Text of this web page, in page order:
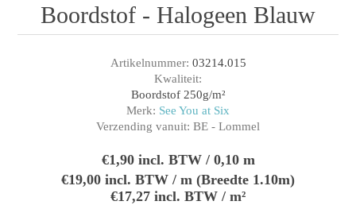
Boordstof - Halogeen Blauw
Artikelnummer: 03214.015
Kwaliteit:
Boordstof 250g/m²
Merk: See You at Six
Verzending vanuit: BE - Lommel
€1,90 incl. BTW / 0,10 m
€19,00 incl. BTW / m (Breedte 1.10m)
€17,27 incl. BTW / m²